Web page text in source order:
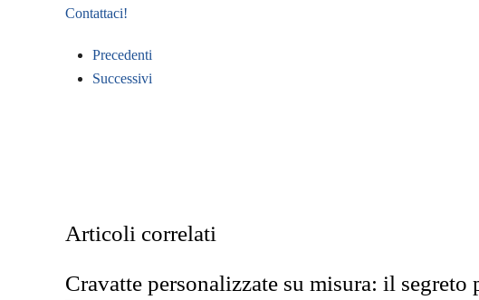
Contattaci!
Precedenti
Successivi
Articoli correlati
Cravatte personalizzate su misura: il